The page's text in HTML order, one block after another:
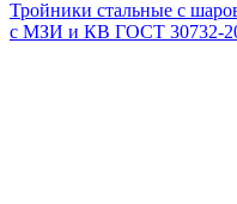
Тройники стальные с
с МЗИ и КВ ГОСТ 30732-